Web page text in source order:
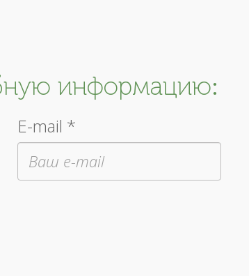
информацию:
E-mail *